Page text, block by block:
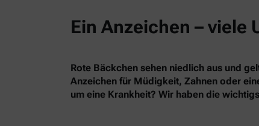
Ein Anzeichen – viele
Rote Bäckchen sehen niedlich aus und
Anzeichen für Müdigkeit, Zahnen oder
um eine Krankheit? Wir haben die